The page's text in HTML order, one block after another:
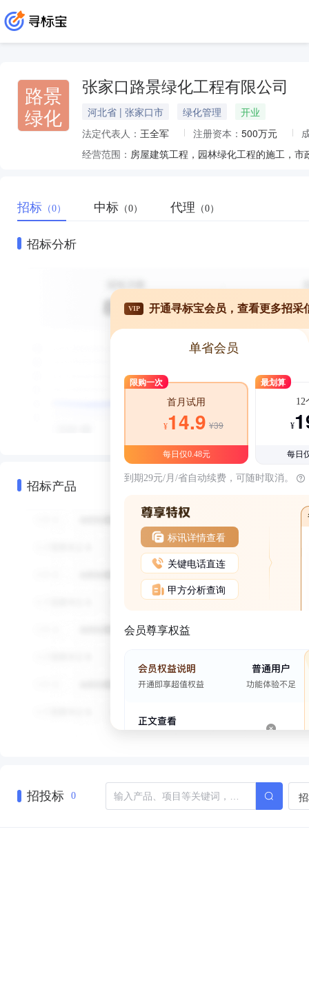
路景
绿化
张家口路景绿化工程有限公司
河北省 | 张家口市 绿化管理
开业
法定代表人： 王全军 注册资本： 500万元
经营范围：
招标 （0） 中标 （0） 代理 （0）
招标分析
招标产品
VIP 开通寻标宝会员，查看更多招采
单省会员
限购一次
首月试用
¥14.9 ¥39
每日仅0.48元
最划算
12
¥
每日
到期29元/月/省自动续费，可随时取消。
标讯详情查看
关键电话直连
甲方分析查询
会员尊享权益
招投标 0